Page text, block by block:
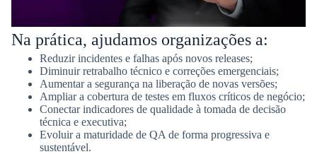
Na prática, ajudamos organizações a:
Reduzir incidentes e falhas após novos releases;
Diminuir retrabalho técnico e correções emergenciais;
Aumentar a segurança na liberação de novas versões;
Ampliar a cobertura de testes em fluxos críticos de negócio;
Conectar indicadores de qualidade à tomada de decisão
técnica e executiva;
Evoluir a maturidade de QA de forma progressiva e
sustentável.